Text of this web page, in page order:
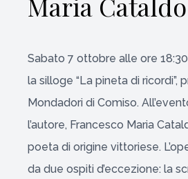
Sabato 7 ottobre alle ore
la silloge “La pineta di ricordi”,
Mondadori di Comiso.
l’autore, Francesco Maria
poeta di origine vittoriese.
da due ospiti d’eccezione: la